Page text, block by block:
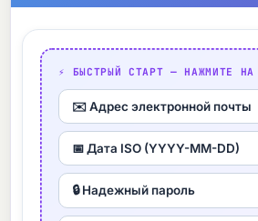
⚡ БЫСТРЫЙ СТАРТ — НАЖМИТЕ НА
✉️ Адрес электронной почты
📅 Дата ISO (YYYY-MM-DD)
🔒 Надежный пароль